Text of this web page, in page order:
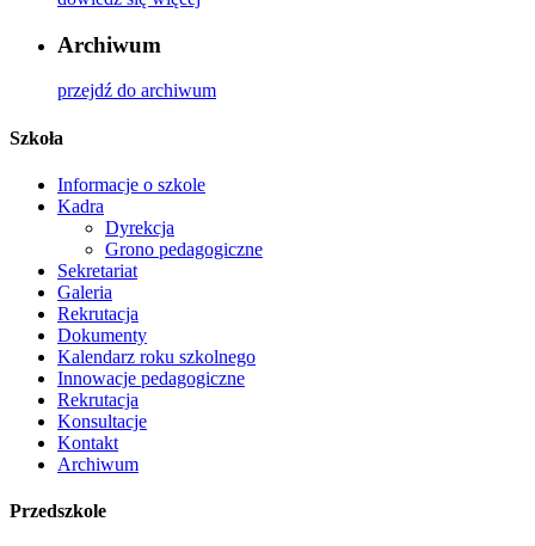
Archiwum
przejdź do archiwum
Szkoła
Informacje o szkole
Kadra
Dyrekcja
Grono pedagogiczne
Sekretariat
Galeria
Rekrutacja
Dokumenty
Kalendarz roku szkolnego
Innowacje pedagogiczne
Rekrutacja
Konsultacje
Kontakt
Archiwum
Przedszkole